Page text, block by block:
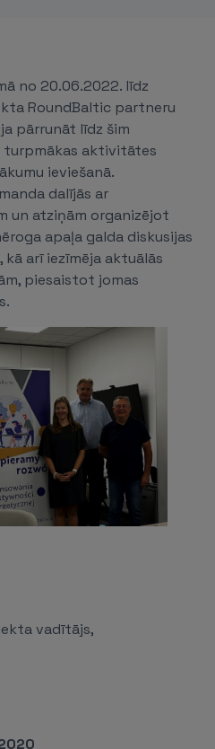
no 20.06.2022. līdz
RoundBaltic partneru
pārrunāt līdz šim
turpmākas aktivitātes
ieviešanā.
dalījās ar
un atziņām organizējot
apaļa galda diskusijas
kā arī iezīmēja aktuālās
piesaistot jomas
vadītājs,